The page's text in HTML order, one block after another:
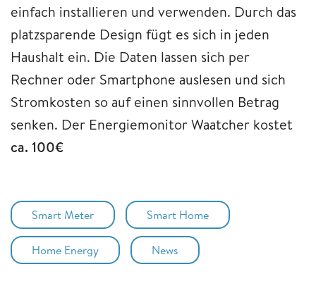
einfach installieren und verwenden. Durch das
platzsparende Design fügt es sich in jeden
Haushalt ein. Die Daten lassen sich per
Rechner oder Smartphone auslesen und sich
Stromkosten so auf einen sinnvollen Betrag
senken. Der Energiemonitor Waatcher kostet
ca. 100€
Smart Meter Smart Home
Home Energy News